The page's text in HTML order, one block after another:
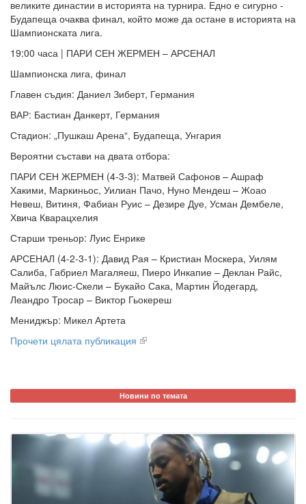
великите династии в историята на турнира. Едно е сигурно -
Будапеща очаква финал, който може да остане в историята на
Шампионската лига.
19:00 часа | ПАРИ СЕН ЖЕРМЕН – АРСЕНАЛ
Шампионска лига, финал
Главен съдия: Даниел Зиберт, Германия
ВАР: Бастиан Данкерт, Германия
Стадион: „Пушкаш Арена“, Будапеща, Унгария
Вероятни състави на двата отбора:
ПАРИ СЕН ЖЕРМЕН (4-3-3): Матвей Сафонов – Ашраф
Хакими, Маркиньос, Уилиан Пачо, Нуно Мендеш – Жоао
Невеш, Витиня, Фабиан Руис – Дезире Дуе, Усман Дембеле,
Хвича Кварацхелия
Старши треньор: Луис Енрике
АРСЕНАЛ (4-2-3-1): Давид Рая – Кристиан Москера, Уилям
Салиба, Габриел Магаляеш, Пиеро Инкапие – Деклан Райс,
Майълс Люис-Скели – Букайо Сака, Мартин Йодегард,
Леандро Тросар – Виктор Гьокереш
Мениджър: Микел Артета
Прочети цялата публикация
Новини по темата